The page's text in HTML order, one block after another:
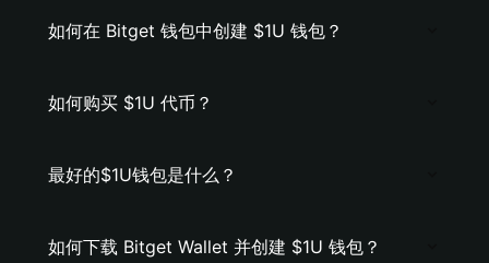
如何在 Bitget 钱包中创建 $1U 钱包？
如何购买 $1U 代币？
最好的$1U钱包是什么？
如何下载 Bitget Wallet 并创建 $1U 钱包？